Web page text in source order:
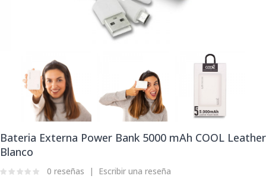
Bateria Externa Power Bank 5000 mAh COOL Leather
Blanco
0 reseñas Escribir una reseña